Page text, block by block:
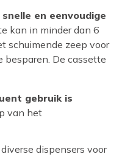
en eenvoudige
kan in minder dan 6
schuimende zeep voor
besparen. De cassette
gebruik is
van het
dispensers voor